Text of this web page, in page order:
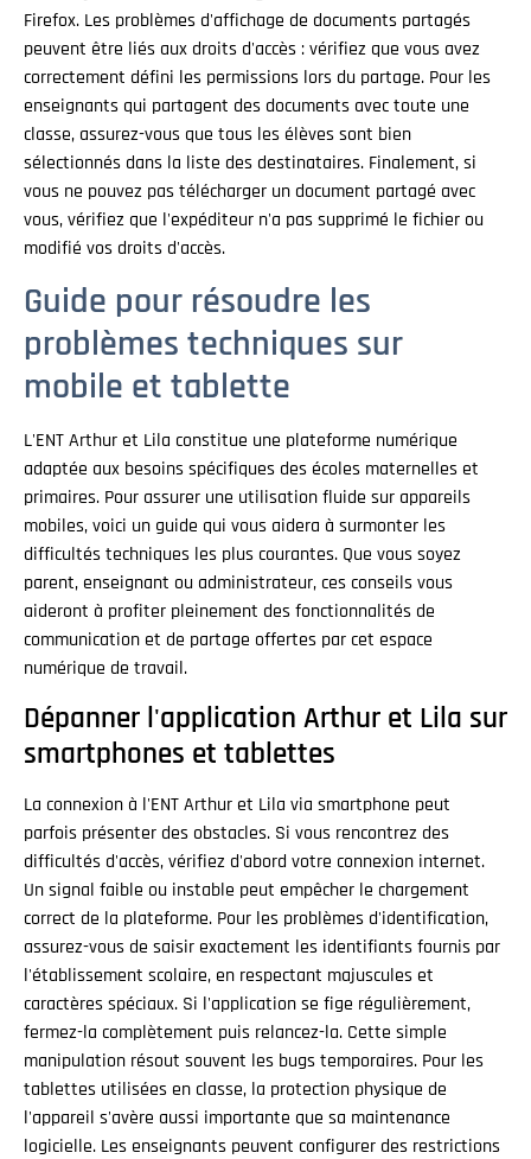
Firefox. Les problèmes d'affichage de documents partagés
peuvent être liés aux droits d'accès : vérifiez que vous avez
correctement défini les permissions lors du partage. Pour les
enseignants qui partagent des documents avec toute une
classe, assurez-vous que tous les élèves sont bien
sélectionnés dans la liste des destinataires. Finalement, si
vous ne pouvez pas télécharger un document partagé avec
vous, vérifiez que l'expéditeur n'a pas supprimé le fichier ou
modifié vos droits d'accès.
Guide pour résoudre les
problèmes techniques sur
mobile et tablette
L'ENT Arthur et Lila constitue une plateforme numérique
adaptée aux besoins spécifiques des écoles maternelles et
primaires. Pour assurer une utilisation fluide sur appareils
mobiles, voici un guide qui vous aidera à surmonter les
difficultés techniques les plus courantes. Que vous soyez
parent, enseignant ou administrateur, ces conseils vous
aideront à profiter pleinement des fonctionnalités de
communication et de partage offertes par cet espace
numérique de travail.
Dépanner l'application Arthur et Lila sur
smartphones et tablettes
La connexion à l'ENT Arthur et Lila via smartphone peut
parfois présenter des obstacles. Si vous rencontrez des
difficultés d'accès, vérifiez d'abord votre connexion internet.
Un signal faible ou instable peut empêcher le chargement
correct de la plateforme. Pour les problèmes d'identification,
assurez-vous de saisir exactement les identifiants fournis par
l'établissement scolaire, en respectant majuscules et
caractères spéciaux. Si l'application se fige régulièrement,
fermez-la complètement puis relancez-la. Cette simple
manipulation résout souvent les bugs temporaires. Pour les
tablettes utilisées en classe, la protection physique de
l'appareil s'avère aussi importante que sa maintenance
logicielle. Les enseignants peuvent configurer des restrictions